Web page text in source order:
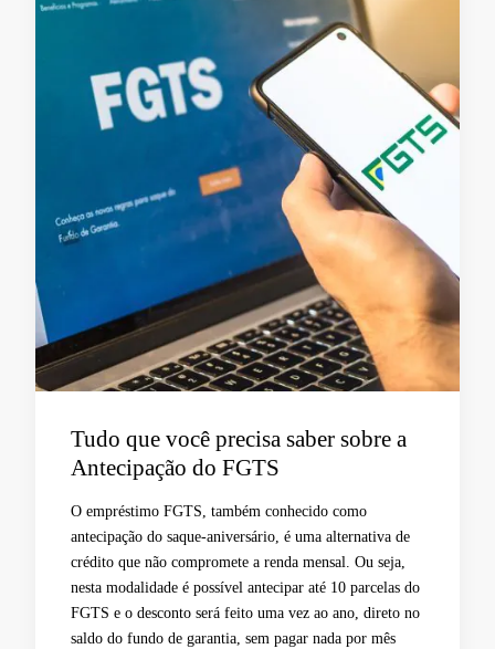
Tudo que você precisa saber sobre a
Antecipação do FGTS
O empréstimo FGTS, também conhecido como
antecipação do saque-aniversário, é uma alternativa de
crédito que não compromete a renda mensal. Ou seja,
nesta modalidade é possível antecipar até 10 parcelas do
FGTS e o desconto será feito uma vez ao ano, direto no
saldo do fundo de garantia, sem pagar nada por mês